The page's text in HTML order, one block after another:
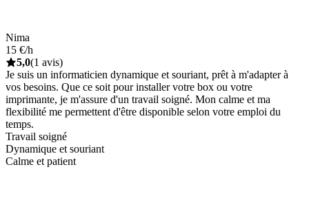
Nima
15 €/h
5,0(1 avis)
Je suis un informaticien dynamique et souriant, prêt à m'adapter à
vos besoins. Que ce soit pour installer votre box ou votre
imprimante, je m'assure d'un travail soigné. Mon calme et ma
flexibilité me permettent d'être disponible selon votre emploi du
temps.
Travail soigné
Dynamique et souriant
Calme et patient